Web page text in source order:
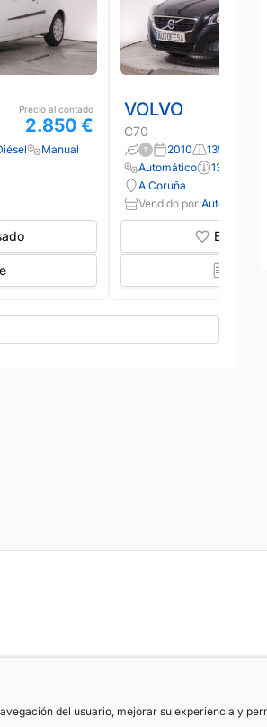
Precio al contado
2.850 €
Manual
VOLVO
C70
2010 135.000 km
Automático
136 CV
A Coruña
Vendido por:Autofesa
Estoy
del usuario, mejorar su experiencia y
del usuario, mejorar su experiencia y